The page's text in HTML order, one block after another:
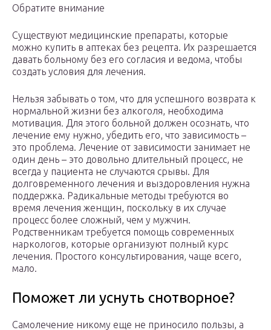
Обратите внимание
Существуют медицинские препараты, которые
можно купить в аптеках без рецепта. Их разрешается
давать больному без его согласия и ведома, чтобы
создать условия для лечения.
Нельзя забывать о том, что для успешного возврата к
нормальной жизни без алкоголя, необходима
мотивация. Для этого больной должен осознать, что
лечение ему нужно, убедить его, что зависимость –
это проблема. Лечение от зависимости занимает не
один день – это довольно длительный процесс, не
всегда у пациента не случаются срывы. Для
долговременного лечения и выздоровления нужна
поддержка. Радикальные методы требуются во
время лечения женщин, поскольку в их случае
процесс более сложный, чем у мужчин.
Родственникам требуется помощь современных
наркологов, которые организуют полный курс
лечения. Простого консультирования, чаще всего,
мало.
Поможет ли уснуть снотворное?
Самолечение никому еще не приносило пользы, а